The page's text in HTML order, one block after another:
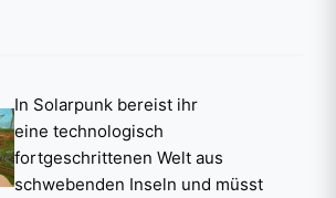
In Solarpunk bereist ihr
eine technologisch
fortgeschrittenen Welt aus
schwebenden Inseln und müsst